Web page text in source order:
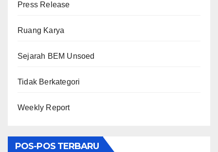
Press Release
Ruang Karya
Sejarah BEM Unsoed
Tidak Berkategori
Weekly Report
POS-POS TERBARU